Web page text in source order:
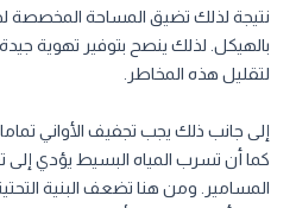
نتيجة لذلك تضيق المساحة المخصصة
بالهيكل. لذلك ينصح بتوفير تهوية
لتقليل هذه المخاطر.
إلى جانب ذلك يجب تجفيف الأواني
كما أن تسرب المياه البسيط يؤدي إلى
المسامير. ومن هنا تضعف البنية